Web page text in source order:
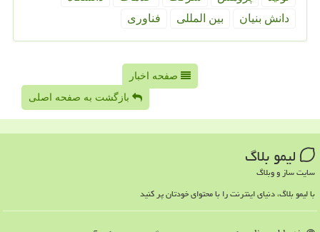
دانش بنیان
بین المللی فناوری
صفحه اخبار
بازگشت به صفحه اصلی
لیمو بلاگ
سایت ساز و وبلاگ
با لیمو بلاگ، دنیای اینترنت را با محتوای خودتان پر کنید